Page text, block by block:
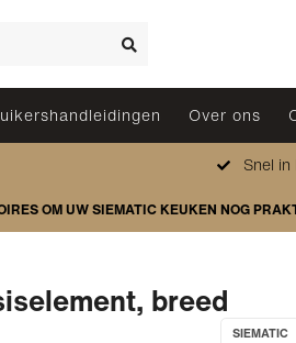
Over ons
Snel in
OM UW SIEMATIC KEUKEN NOG
breed
SIEMATIC